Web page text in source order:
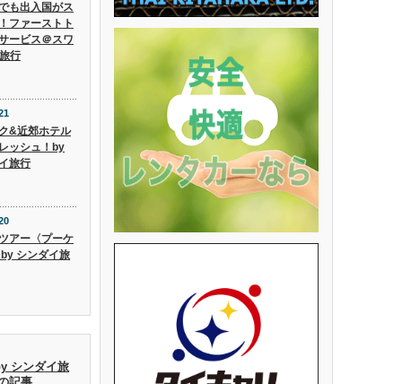
も出入国がス
ファーストト
ービス＠スワ
行
&近郊ホテル
ッシュ！by
旅行
アー〈プーケ
シンダイ旅
シンダイ旅